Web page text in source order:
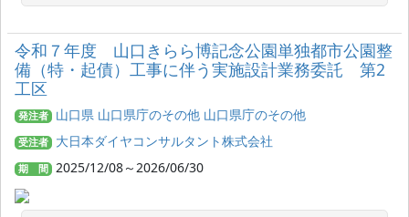
令和７年度 山口きらら博記念公園単独都市公園整
備（特・起債）工事に伴う実施設計業務委託 第2
工区
発注者 山口県 山口県庁のその他 山口県庁のその他
受注者 大日本ダイヤコンサルタント株式会社
期 間 2025/12/08～2026/06/30